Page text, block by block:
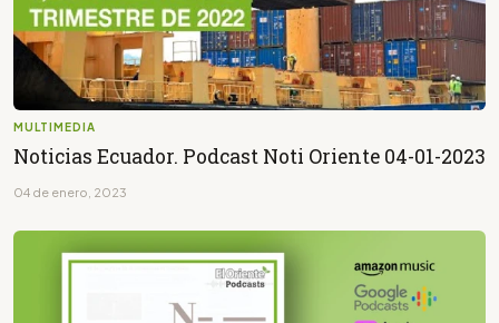
MULTIMEDIA
Noticias Ecuador. Podcast Noti Oriente 04-01-2023
04 de enero, 2023